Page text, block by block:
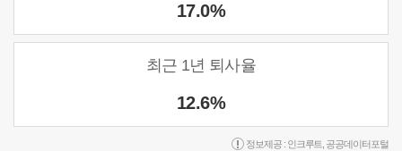
17.0%
최근 1년 퇴사율
12.6%
정보제공 : 인크루트 공공데이터포털